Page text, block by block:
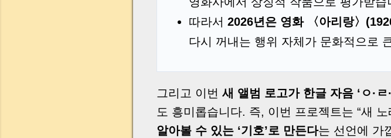
따라서 2026년은 영화 〈아리랑〉
다시 꺼내는 행위 자체가 문화적으로
그리고 이번 새 앨범 로고가 한글 자음 ‘ㅇ·
도 흥미롭습니다. 즉, 이번 프로젝트는 “새
알아볼 수 있는 ‘기호’로 만든다는 선언에 가